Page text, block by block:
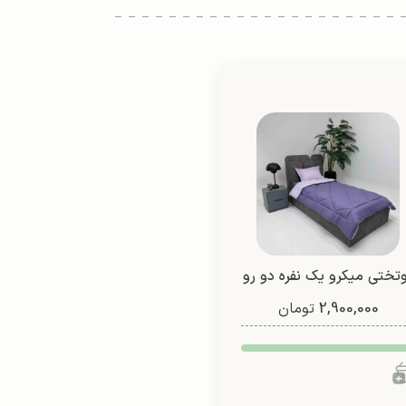
میکرو یک نفره دو رو
(طرح 3)
2,900,000 تومان